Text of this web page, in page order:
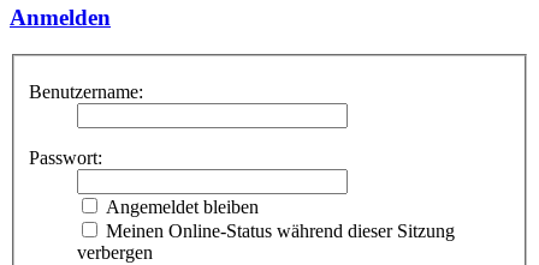
Anmelden
Benutzername:
Passwort:
Angemeldet bleiben
Meinen Online-Status während dieser Sitzung
verbergen